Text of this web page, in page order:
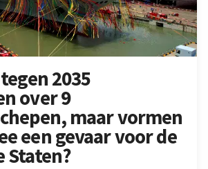
2035
over 9
maar vormen
een gevaar voor de
Staten?